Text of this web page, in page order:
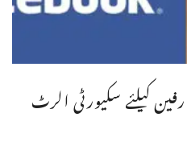
کیلئے سکیورٹی الرٹ